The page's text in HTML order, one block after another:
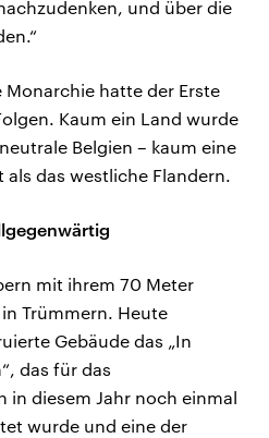
und über die
hatte der Erste
Kaum ein Land wurde
Belgien – kaum eine
als das westliche Flandern.
mit ihrem 70 Meter
Trümmern. Heute
Gebäude das „In
das für das
in diesem Jahr noch einmal
wurde und eine der